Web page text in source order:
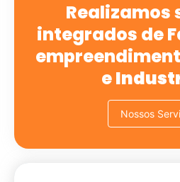
Realizamos
integrados de
e
Nossos